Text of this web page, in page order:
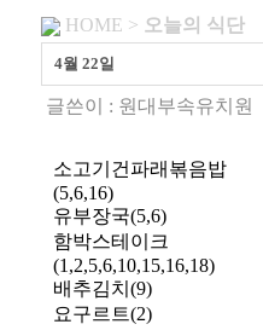
HOME > 오늘의 식단
4월 22일
글쓴이 : 원대부속유치원
소고기건파래볶음밥
(5,6,16)
유부장국(5,6)
함박스테이크
(1,2,5,6,10,15,16,18)
배추김치(9)
요구르트(2)